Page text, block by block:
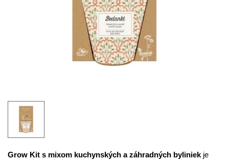
Grow Kit s mixom kuchynských a záhradných byliniek je